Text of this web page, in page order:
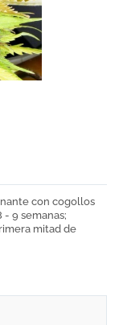
con cogollos
9 semanas;
mitad de